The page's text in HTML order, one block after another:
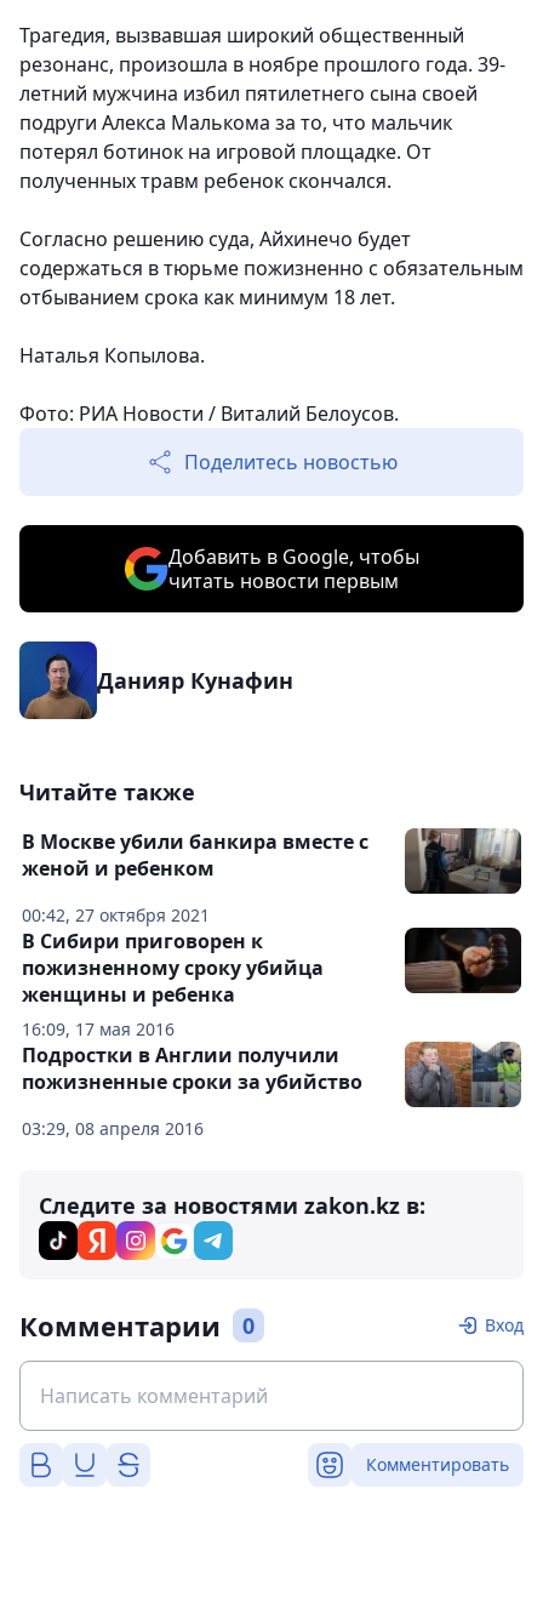
Трагедия, вызвавшая широкий общественный
резонанс, произошла в ноябре прошлого года. 39-
летний мужчина избил пятилетнего сына своей
подруги Алекса Малькома за то, что мальчик
потерял ботинок на игровой площадке. От
полученных травм ребенок скончался.
Согласно решению суда, Айхинечо будет
содержаться в тюрьме пожизненно с обязательным
отбыванием срока как минимум 18 лет.
Наталья Копылова.
Фото: РИА Новости / Виталий Белоусов.
Поделитесь новостью
Добавить в Google, чтобы
читать новости первым
Данияр Кунафин
Читайте также
00:42, 27 октября 2021
В Москве убили банкира вместе с
женой и ребенком
16:09, 17 мая 2016
В Сибири приговорен к
пожизненному сроку убийца
женщины и ребенка
03:29, 08 апреля 2016
Подростки в Англии получили
пожизненные сроки за убийство
Следите за новостями zakon.kz в:
Комментарии 0 Вход
Комментировать